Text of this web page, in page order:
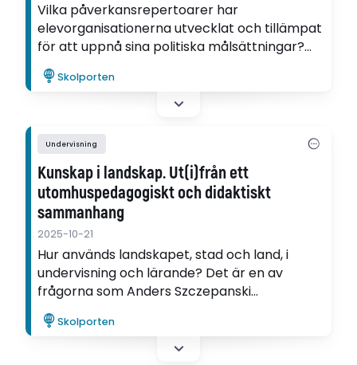
Vilka påverkansrepertoarer har
elevorganisationerna utvecklat och tillämpat
för att uppnå sina politiska målsättningar?
Det är en av frågorna som Victor Johansson
utforskar i sin avhandling.
Skolporten
Undervisning
Kunskap i landskap. Ut(i)från ett
utomhuspedagogiskt och didaktiskt
sammanhang
2025-10-21
Hur används landskapet, stad och land, i
undervisning och lärande? Det är en av
frågorna som Anders Szczepanski
undersöker i sin avhandling om
utomhuspedagogik.
Skolporten